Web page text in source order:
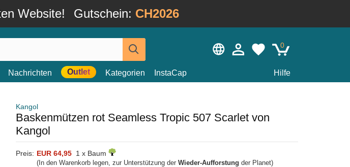
Website! Gutschein: CH2026
0
Nachrichten Outlet Kategorien InstaCap Hilfe
Kangol
Baskenmützen rot Seamless Tropic 507 Scarlet von
Kangol
Preis: EUR 64,95 1 x Baum
(In den Warenkorb legen, zur Unterstützung der Wieder-Aufforstung der Planet)